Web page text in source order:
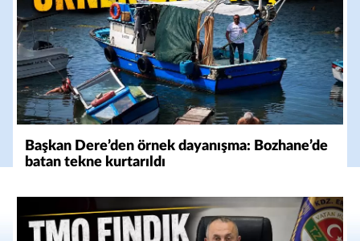
Başkan Dere’den örnek dayanışma: Bozhane’de
batan tekne kurtarıldı